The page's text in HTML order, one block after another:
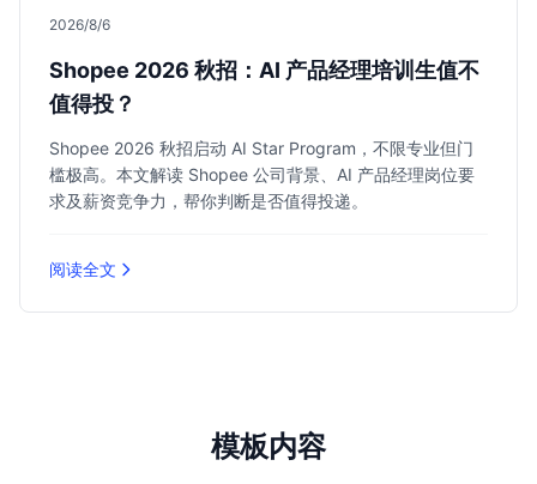
2026/8/6
Shopee 2026 秋招：AI 产品经理培训生值不
值得投？
Shopee 2026 秋招启动 AI Star Program，不限专业但门
槛极高。本文解读 Shopee 公司背景、AI 产品经理岗位要
求及薪资竞争力，帮你判断是否值得投递。
阅读全文
模板内容